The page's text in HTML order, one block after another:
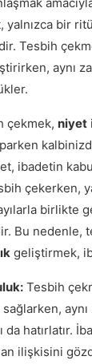
bir
Tesbih
aynı
çekmek, niyet
ibadetin
çekerken,
birlikte
Bu nedenle,
geliştirmek,
Tesbih
da hatırlatır.
ilişkisini